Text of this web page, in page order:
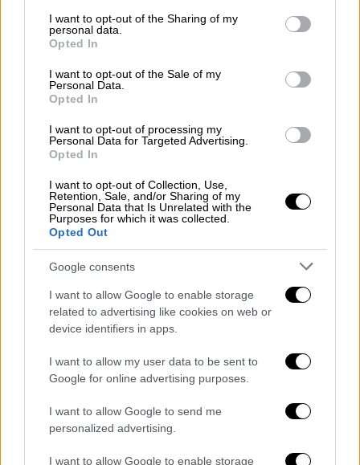
not limited to your visit or usage behaviour. You may click to
grant or deny consent to Google and its third-party tags to
use your data for below specified purposes in below Google
consent section.
I want to opt-out of the Sharing of my
personal data.
Opted In
I want to opt-out of the Sale of my
Personal Data.
Opted In
I want to opt-out of processing my
Personal Data for Targeted Advertising.
Opted In
I want to opt-out of Collection, Use,
Retention, Sale, and/or Sharing of my
Personal Data that Is Unrelated with the
Purposes for which it was collected.
Opted Out
Google consents
I want to allow Google to enable storage
related to advertising like cookies on web or
device identifiers in apps.
I want to allow my user data to be sent to
Google for online advertising purposes.
I want to allow Google to send me
personalized advertising.
I want to allow Google to enable storage
δεν κάλεσε την ιατροδικαστική»
Σύμφωνα με το ρεπορτάζ του OPEN, ο
ιατροδικαστής κατήγγειλε ότι κανείς δεν
κάλεσε τη ιατροδικαστική υπηρεσία να
κάνει αυτοψία στο σημείο που έλαβε χώρα
το μοιραίο περιστατικό
Παιδεία|14.05.2026 05:50